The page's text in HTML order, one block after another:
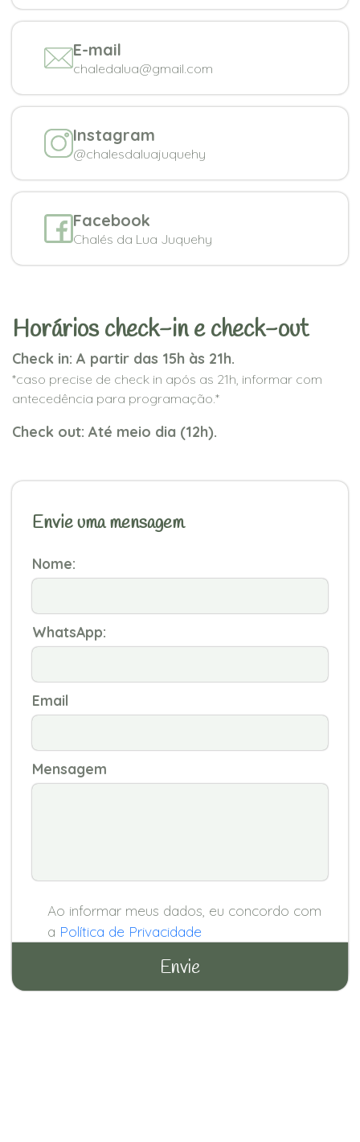
E-mail
chaledalua@gmail.com
Instagram
@chalesdaluajuquehy
Facebook
Chalés da Lua Juquehy
Horários check-in e check-out
Check in: A partir das 15h às 21h.
*caso precise de check in após as 21h, informar com
antecedência para programação.*
Check out: Até meio dia (12h).
Envie uma mensagem
Nome:
WhatsApp:
Email
Mensagem
Ao informar meus dados, eu concordo com
a Política de Privacidade